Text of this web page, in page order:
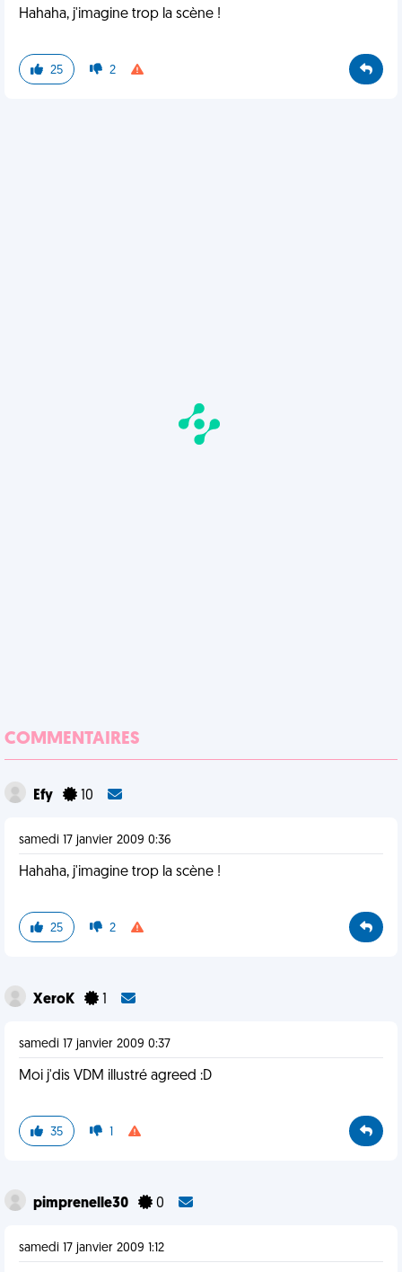
Hahaha, j'imagine trop la scène !
25 2
COMMENTAIRES
Efy 10
samedi 17 janvier 2009 0:36
Hahaha, j'imagine trop la scène !
25 2
XeroK
samedi 17 janvier 2009 0:37
Moi j'dis VDM illustré agreed :D
35 1
pimprenelle30 0
samedi 17 janvier 2009 1:12